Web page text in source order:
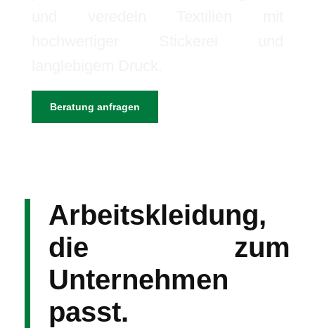
Beratung anfragen
Arbeitskleidung,
die zum
Unternehmen
passt.